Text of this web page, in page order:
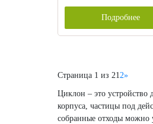
Подробнее
Страница 1 из 212»
Циклон – это устройство
корпуса, частицы под
собранные отходы можно